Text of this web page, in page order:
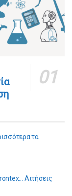
τα
Αιτήσεις